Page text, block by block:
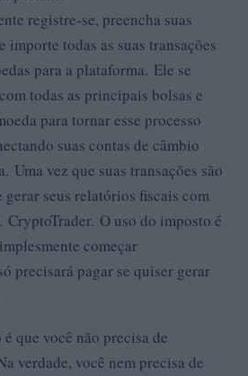
registre-se, preencha suas
importe todas as suas transações
para a plataforma. Ele se
todas as principais bolsas e
para tornar esse processo
suas contas de câmbio
Uma vez que suas transações são
gerar seus relatórios fiscais com
CryptoTrader. O uso do imposto é
começar
precisará pagar se quiser gerar
que você não precisa de
verdade, você nem precisa de